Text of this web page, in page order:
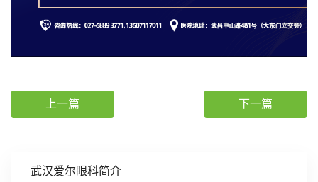
武汉爱尔眼科简介
上一篇 下一篇